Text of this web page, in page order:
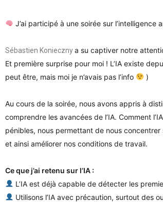
J’ai participé à une soirée sur l’intelligence
Sébastien Koniecznya su captiver notre
Et première surprise pour moi ! L’IA existe
peut être, mais moi je n’avais pas l’info
)
Au cours de la soirée, nous avons appris à
comprendre les avancées de l’IA. Comment
pénibles, nous permettant de nous
et ainsi améliorer nos conditions de travail.
Ce que j’ai retenu sur l’IA :
L’IA est déjà capable de détecter les
Utilisons l’IA avec précaution, surtout des